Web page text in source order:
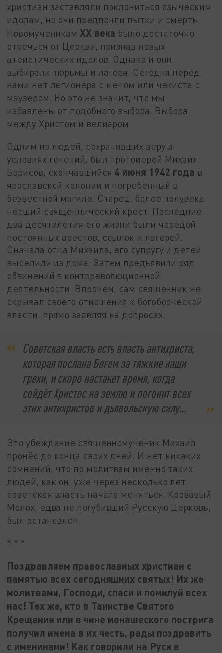
христиан заставляли поклониться языческим
идолам, но они предпочли пытки и смерть.
Новомученикам XX века было достаточно
отречься от Церкви, признав новых
атеистических идолов. Однако и они
выбирали тюрьмы и лагеря. Сегодня перед
нами нет легионера с мечом или чекиста с
маузером. Но это не значит, что мы
избавлены от подобного выбора. Выбора
между Христом и велиаром.
Одним из людей, сохранивших веру в
условиях гонений, был протоиерей Михаил
Борисов, скончавшийся 4 июня 1942 года в
ярославской колонии и погребённый в
безвестной могиле. Старец, более полувека
нёсший священнический крест. Последние
два десятилетия его жизни были чередой
постоянных арестов, ссылок и лагерей.
Сначала отца Михаила, его супругу и детей
выселили из дома. Затем предъявили ряд
обвинений в контрреволюционной
деятельности. Впрочем, сам священник не
скрывал своего отношения к богоборческой
власти, прямо заявляя на допросах:
Советская власть есть власть антихриста,
которая послана Богом за тяжкие наши
грехи, и скоро настанет время, когда
сойдёт Христос на землю и погонит всех
этих антихристов и дьявольскую силу...
Это убеждение священномученик Михаил
пронёс до конца своих дней. И нет никаких
сомнений, что по молитвам именно таких
людей, как он, уже через несколько лет
советская власть начала меняться. Кровавый
Молох, едва не погубивший Русскую Церковь,
был остановлен.
* * *
Поздравляем православных христиан с
памятью всех сегодняшних святых! Их же
молитвами, Господи, спаси и помилуй всех
нас! Тех же, кто в Таинстве Святого
Крещения или в чине монашеского пострига
получил имена в их честь, рады поздравить
с именинами! Как говорили на Руси в